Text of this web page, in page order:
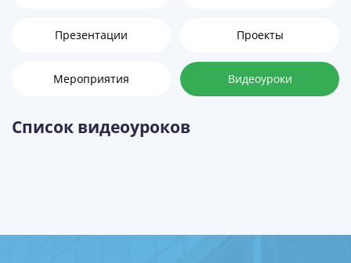
Презентации Проекты
Мероприятия Видеоуроки
Список видеоуроков